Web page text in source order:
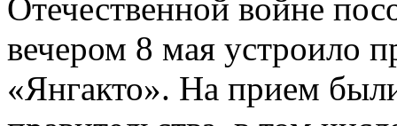
Отечественной войне
вечером 8 мая устроило
«Янгакто». На прием